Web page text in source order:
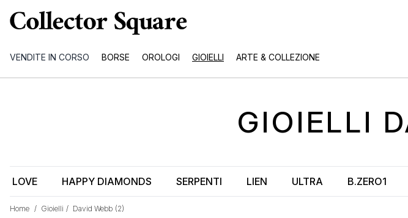
VENDITE IN CORSO BORSE OROLOGI GIOIELLI ARTE & COLLEZIONE
Home / Gioielli / David Webb (2)
GIOIELLI
LOVE HAPPY DIAMONDS SERPENTI LIEN ULTRA B.ZERO1